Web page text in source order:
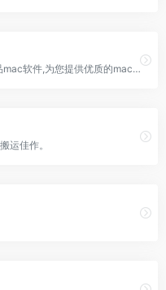
MAC应用软件,每天更新大量精品mac软件,为您提供优质的mac软件,mac破解版软件下载。
运佳作。